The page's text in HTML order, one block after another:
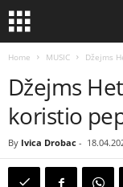
Home MUSIC Džejms
Džejms
koristio
By Ivica Drobac -